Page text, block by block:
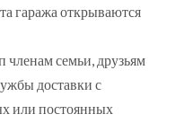
гаража открываются
членам семьи, друзьям
доставки с
или постоянных